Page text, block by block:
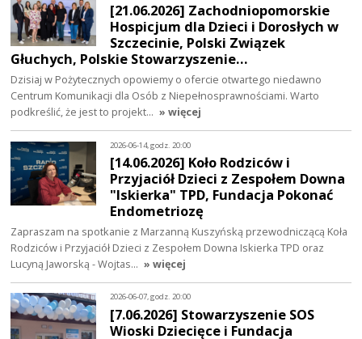
[21.06.2026] Zachodniopomorskie
Hospicjum dla Dzieci i Dorosłych w
Szczecinie, Polski Związek
Głuchych, Polskie Stowarzyszenie…
Dzisiaj w Pożytecznych opowiemy o ofercie otwartego niedawno
Centrum Komunikacji dla Osób z Niepełnosprawnościami. Warto
podkreślić, że jest to projekt… » więcej
2026-06-14, godz. 20:00
[14.06.2026] Koło Rodziców i
Przyjaciół Dzieci z Zespołem Downa
"Iskierka" TPD, Fundacja Pokonać
Endometriozę
Zapraszam na spotkanie z Marzanną Kuszyńską przewodniczącą Koła
Rodziców i Przyjaciół Dzieci z Zespołem Downa Iskierka TPD oraz
Lucyną Jaworską - Wojtas… » więcej
2026-06-07, godz. 20:00
[7.06.2026] Stowarzyszenie SOS
Wioski Dziecięce i Fundacja